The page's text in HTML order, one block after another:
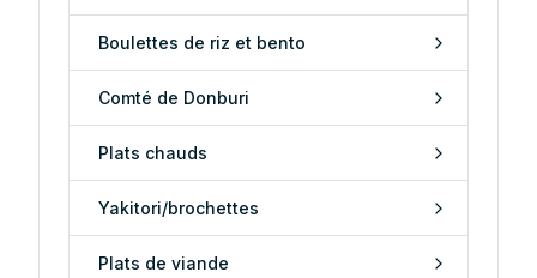
Boulettes de riz et bento
Comté de Donburi
Plats chauds
Yakitori/brochettes
Plats de viande